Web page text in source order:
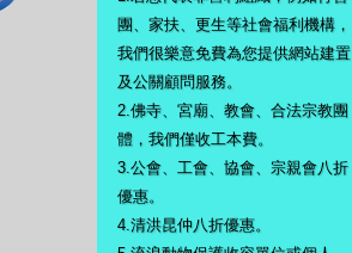
團、家扶、更生等社會福利機構，
我們很樂意免費為您提供網站建置
及公關顧問服務。
2.佛寺、宮廟、教會、合法宗教團
體，我們僅收工本費。
3.公會、工會、協會、宗親會八折
優惠。
4.清洪昆仲八折優惠。